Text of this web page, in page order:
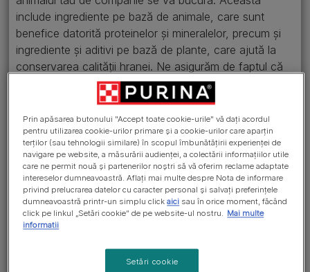
include ingrediente pe bază de animale, care sunt
benefice datorită proteinelor și mineralelor, precum și
ingrediente și aditivi pe bază de plante, care ajută la
conservarea calității hranei. Ne asigurăm de faptul că
toată hrana noastră pentru animale de companie este
completă și echilibrată, ceea ce înseamnă că poți
conta pe noi pentru a te asigura că animalul tău de
companie are în fiecare porție proporția corectă din tot
ce are nevoie.
Dacă te interesează ce ingrediente conține hrana
pentru animale de companie, vei găsi răspunsul pe
eticheta produsului. Eticheta îți va spune ce ingrediente
găsești în produsele noastre. Cu toate acestea, pentru
că etichetele urmează cerințele legislației europene de
etichetare, descrierea ingredientelor poate suna destul
Prin apăsarea butonului "Accept toate cookie-urile" vă dați acordul
pentru utilizarea cookie-urilor primare și a cookie-urilor care aparțin
terților (sau tehnologii similare) în scopul îmbunătățirii experienței de
navigare pe website, a măsurării audienței, a colectării informațiilor utile
care ne permit nouă și partenerilor noștri să vă oferim reclame adaptate
intereselor dumneavoastră. Aflați mai multe despre Nota de informare
privind prelucrarea datelor cu caracter personal și salvați preferințele
dumneavoastră printr-un simplu clickaici sau în orice moment, făcând
click pe linkul „Setări cookie” de pe website-ul nostru. Mai multe
informatii
Setări cookie